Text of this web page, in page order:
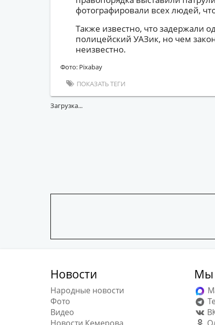
фотографировали всех людей,
Также известно, что задержали
полицейский УАЗик, но чем
неизвестно.
Фото: Pixabay
ПОКАЗАТЬ ТЕГИ
Загрузка...
Новости
Народные новости
Фото
Видео
Мы